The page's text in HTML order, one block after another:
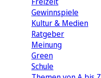
Gewinnspiele
Kultur & Medien
Ratgeber
Meinung
Green
Schule